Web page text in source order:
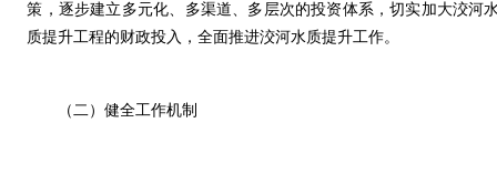
策，逐步建立多元化、多渠道、多层次的投资体系，切实加大洨河
质提升工程的财政投入，全面推进洨河水质提升工作。
（二）健全工作机制